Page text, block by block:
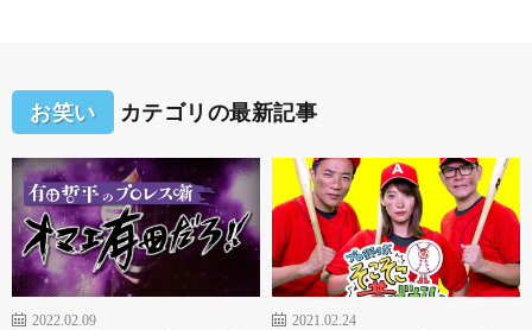
お笑い カテゴリの最新記事
2022.02.09
2021.02.24